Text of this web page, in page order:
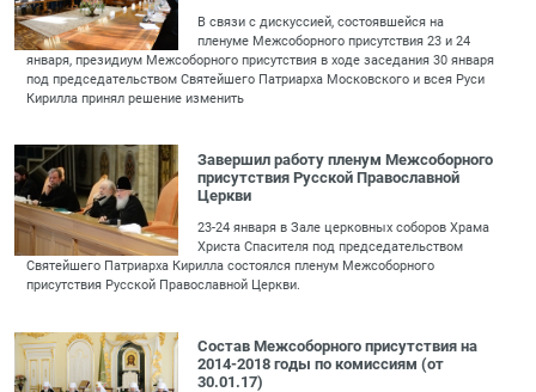
В связи с дискуссией, состоявшейся на
пленуме Межсоборного присутствия 23 и 24
января, президиум Межсоборного присутствия в ходе заседания 30 января
под председательством Святейшего Патриарха Московского и всея Руси
Кирилла принял решение изменить
Завершил работу пленум Межсоборного
присутствия Русской Православной
Церкви
23-24 января в Зале церковных соборов Храма
Христа Спасителя под председательством
Святейшего Патриарха Кирилла состоялся пленум Межсоборного
присутствия Русской Православной Церкви.
Состав Межсоборного присутствия на
2014-2018 годы по комиссиям (от
30.01.17)